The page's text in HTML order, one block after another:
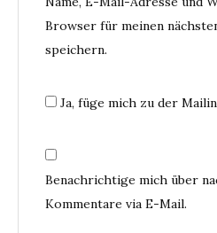
Browser für meinen
speichern.
Ja, füge mich zu der
Benachrichtige mich über
Kommentare via E-Mail.